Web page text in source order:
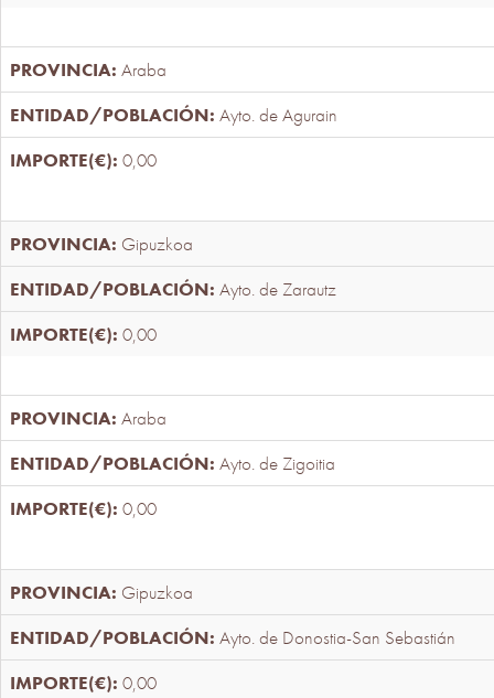
Araba
Ayto. de Agurain
0,00
Gipuzkoa
Ayto. de Zarautz
0,00
Araba
Ayto. de Zigoitia
0,00
Gipuzkoa
Ayto. de Donostia-San Sebastián
0,00